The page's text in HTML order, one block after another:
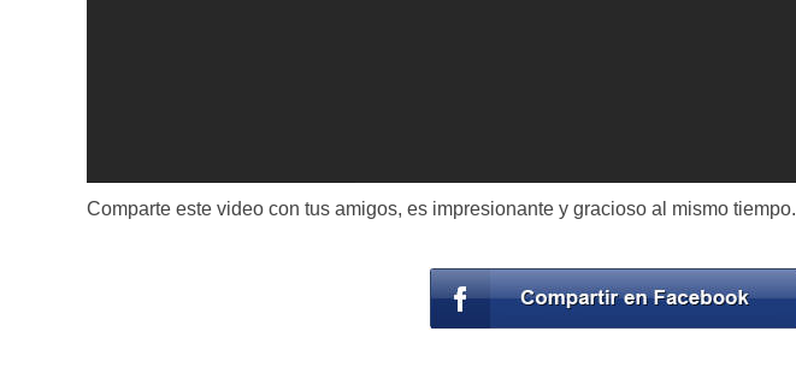
Comparte este video con tus amigos, es impresionante y gracioso al mismo tiempo.